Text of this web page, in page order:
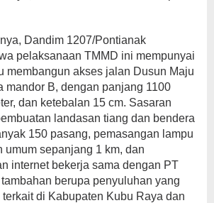
Dandim 1207/Pontianak
pelaksanaan TMMD ini mempunyai
membangun akses jalan Dusun Maju
mandor B, dengan panjang 1100
dan ketebalan 15 cm. Sasaran
landasan tiang dan bendera
150 pasang, pemasangan lampu
umum sepanjang 1 km, dan
internet bekerja sama dengan PT
berupa penyuluhan yang
di Kabupaten Kubu Raya dan